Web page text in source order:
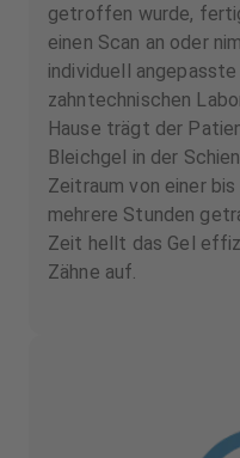
getroffen wurde,
einen Scan an oder
individuell
zahntechnischen
Hause trägt der
Bleichgel in der
Zeitraum von einer
mehrere Stunden
Zeit hellt das Gel
Zähne auf.